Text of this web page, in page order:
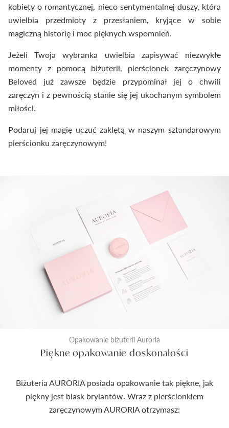
kobiety o romantycznej, nieco sentymentalnej duszy, która
uwielbia przedmioty z przesłaniem, kryjące w sobie
magiczną historię i moc pięknych wspomnień.
Jeżeli Twoja wybranka uwielbia zapisywać niezwykłe
momenty z pomocą biżuterii, pierścionek zaręczynowy
Beloved już zawsze będzie przypominał jej o chwili
zaręczyn i z pewnością stanie się jej ukochanym symbolem
miłości.
Podaruj jej magię uczuć zaklętą w naszym sztandarowym
pierścionku zaręczynowym!
Opakowanie biżuterii Auroria
Piękne opakowanie doskonałości
Biżuteria AURORIA posiada opakowanie tak piękne, jak
piękny jest blask brylantów. Wraz z pierścionkiem
zaręczynowym AURORIA otrzymasz: